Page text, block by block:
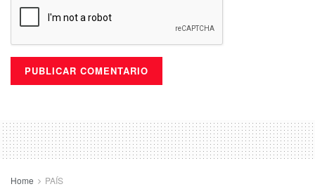
Home PAÍS